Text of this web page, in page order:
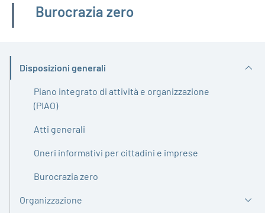
Burocrazia zero
Disposizioni generali
Attivo
Piano integrato di attività e organizzazione
(PIAO)
Atti generali
Oneri informativi per cittadini e imprese
Burocrazia zero
Organizzazione